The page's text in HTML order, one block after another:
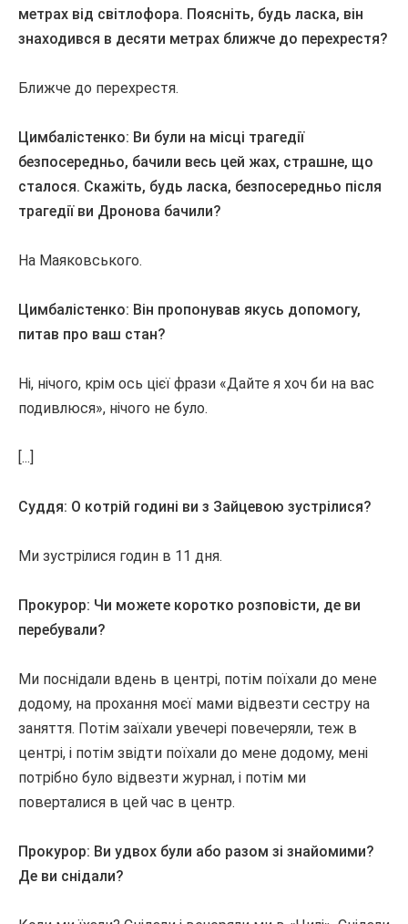
метрах від світлофора. Поясніть, будь ласка, він
знаходився в десяти метрах ближче до перехрестя?
Ближче до перехрестя.
Цимбалістенко: Ви були на місці трагедії
безпосередньо, бачили весь цей жах, страшне, що
сталося. Скажіть, будь ласка, безпосередньо після
трагедії ви Дронова бачили?
На Маяковського.
Цимбалістенко: Він пропонував якусь допомогу,
питав про ваш стан?
Ні, нічого, крім ось цієї фрази «Дайте я хоч би на вас
подивлюся», нічого не було.
[...]
Суддя: О котрій годині ви з Зайцевою зустрілися?
Ми зустрілися годин в 11 дня.
Прокурор: Чи можете коротко розповісти, де ви
перебували?
Ми поснідали вдень ​​в центрі, потім поїхали до мене
додому, на прохання моєї мами відвезти сестру на
заняття. Потім заїхали увечері повечеряли, теж в
центрі, і потім звідти поїхали до мене додому, мені
потрібно було відвезти журнал, і потім ми
поверталися в цей час в центр.
Прокурор: Ви удвох були або разом зі знайомими?
Де ви снідали?